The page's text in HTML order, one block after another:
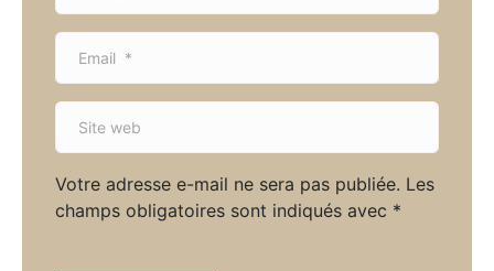
Votre adresse e-mail ne sera pas publiée. Les
champs obligatoires sont indiqués avec *
m
*
E
a
l
*
S
e
w